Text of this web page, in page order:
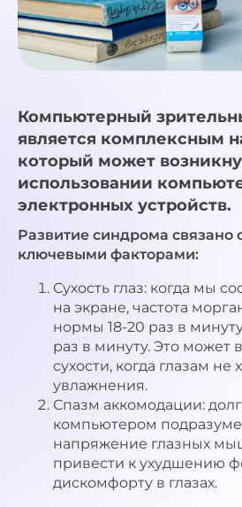
Компьютерный
является комплексным
который может
использовании
электронных устройств.
Развитие синдрома связано
ключевыми факторами:
Сухость глаз: когда мы
на экране, частота
нормы 18-20 раз в
раз в минуту. Это может
сухости, когда глазам не
увлажнения.
Спазм аккомодации:
компьютером
напряжение глазных
привести к ухудшению
дискомфорту в глазах.